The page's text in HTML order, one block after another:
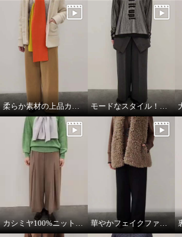
柔らか素材の上品カジュアルスタイル モードなスタイル！ワントーンコーデ
カシミヤ100%ニットマフラー 華やかフェイクファーベスト